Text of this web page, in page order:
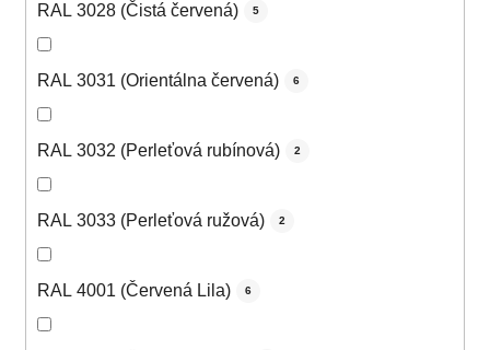
RAL 3028 (Čistá červená) 5
RAL 3031 (Orientálna červená) 6
RAL 3032 (Perleťová rubínová) 2
RAL 3033 (Perleťová ružová) 2
RAL 4001 (Červená Lila) 6